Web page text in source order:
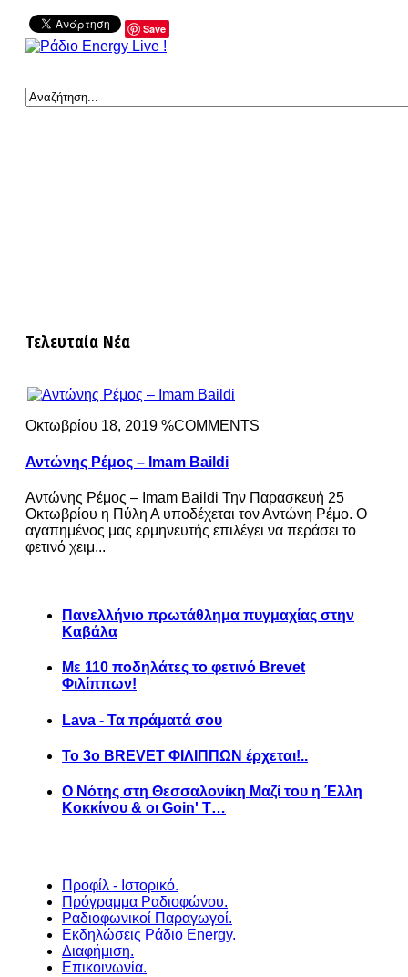
Save
Τελευταία Νέα
Οκτωβρίου 18, 2019 %COMMENTS
Αντώνης Ρέμος – Imam Baildi
Αντώνης Ρέμος – Imam Baildi Την Παρασκευή 25
Οκτωβρίου η Πύλη Α υποδέχεται τον Αντώνη Ρέμο. Ο
αγαπημένος μας ερμηνευτής επιλέγει να περάσει το
φετινό χειμ...
Πανελλήνιο πρωτάθλημα πυγμαχίας στην
Καβάλα
Με 110 ποδηλάτες το φετινό Brevet
Φιλίππων!
Lava - Τα πράματά σου
Το 3ο BREVET ΦΙΛΙΠΠΩΝ έρχεται!..
Ο Νότης στη Θεσσαλονίκη Μαζί του η Έλλη
Κοκκίνου & οι Goin' T…
Προφίλ - Ιστορικό.
Πρόγραμμα Ραδιοφώνου.
Ραδιοφωνικοί Παραγωγοί.
Εκδηλώσεις Ράδιο Energy.
Διαφήμιση.
Επικοινωνία.